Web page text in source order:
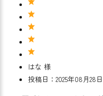
はな 様
投稿日：2025年08月28日